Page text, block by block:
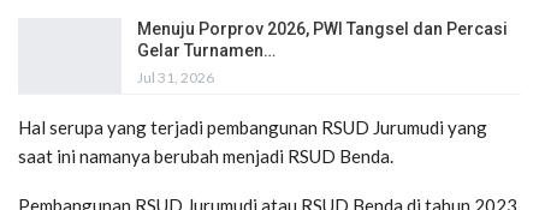
Menuju Porprov 2026, PWI Tangsel dan Percasi
Gelar Turnamen…
Jul 31, 2026
Hal serupa yang terjadi pembangunan RSUD Jurumudi yang
saat ini namanya berubah menjadi RSUD Benda.
Pembangunan RSUD Jurumudi atau RSUD Benda di tahun 2023